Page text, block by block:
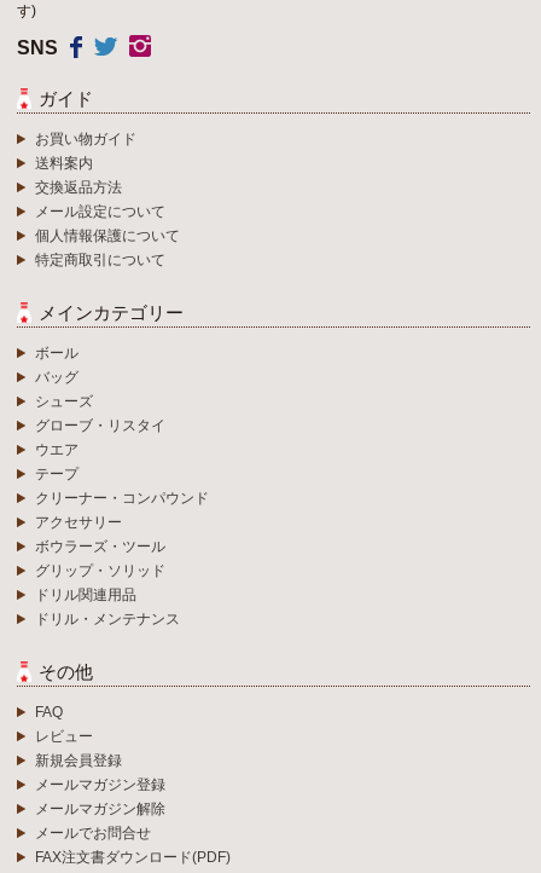
す)
SNS
ガイド
お買い物ガイド
送料案内
交換返品方法
メール設定について
個人情報保護について
特定商取引について
メインカテゴリー
ボール
バッグ
シューズ
グローブ・リスタイ
ウエア
テープ
クリーナー・コンパウンド
アクセサリー
ボウラーズ・ツール
グリップ・ソリッド
ドリル関連用品
ドリル・メンテナンス
その他
FAQ
レビュー
新規会員登録
メールマガジン登録
メールマガジン解除
メールでお問合せ
FAX注文書ダウンロード(PDF)